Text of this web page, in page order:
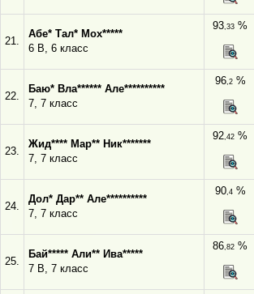
21.
Абе* Тал* Мох*****
6 В, 6 класс
93,33 %
22.
Баю* Вла****** Але**********
7, 7 класс
96,2%
23.
Жид**** Мар** Ник*******
7, 7 класс
92,42 %
24.
Дол* Дар** Але**********
7, 7 класс
90,4%
25.
Бай***** Али** Ива*****
7 В, 7 класс
86,82 %